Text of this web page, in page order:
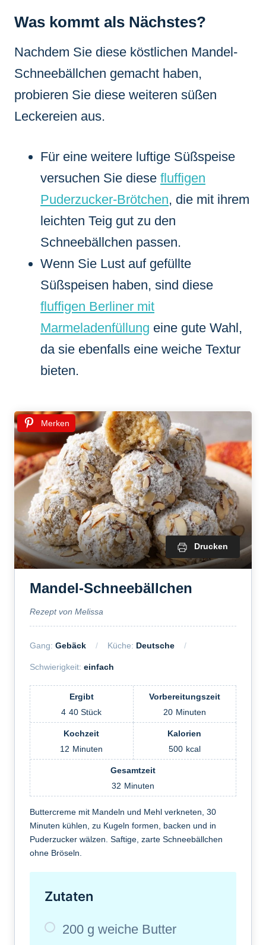
Was kommt als Nächstes?
Nachdem Sie diese köstlichen Mandel-
Schneebällchen gemacht haben,
probieren Sie diese weiteren süßen
Leckereien aus.
Für eine weitere luftige Süßspeise
versuchen Sie diese fluffigen
Puderzucker-Brötchen, die mit ihrem
leichten Teig gut zu den
Schneebällchen passen.
Wenn Sie Lust auf gefüllte
Süßspeisen haben, sind diese
fluffigen Berliner mit
Marmeladenfüllung eine gute Wahl,
da sie ebenfalls eine weiche Textur
bieten.
Merken
Drucken
Mandel-Schneebällchen
Rezept von Melissa
Gang: Gebäck Küche: Deutsche
Schwierigkeit: einfach
Ergibt
4 40 Stück
Vorbereitungszeit
20 Minuten
Kochzeit
12 Minuten
Kalorien
500 kcal
Gesamtzeit
32 Minuten
Buttercreme mit Mandeln und Mehl verkneten, 30
Minuten kühlen, zu Kugeln formen, backen und in
Puderzucker wälzen. Saftige, zarte Schneebällchen
ohne Bröseln.
Zutaten
200 g weiche Butter